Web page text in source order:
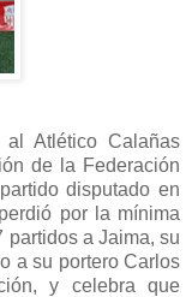
Atlético Calañas
de la Federación
disputado en
por la mínima
partidos a Jaima, su
a su portero Carlos
y celebra que